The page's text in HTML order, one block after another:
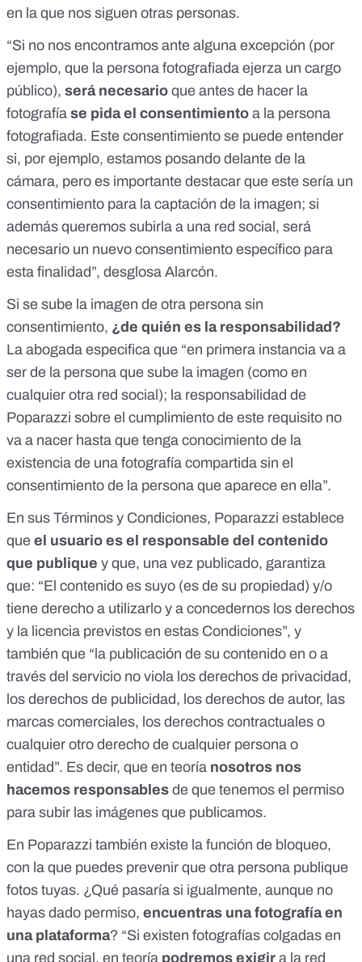
en la que nos siguen otras personas.
“Si no nos encontramos ante alguna excepción (por
ejemplo, que la persona fotografiada ejerza un cargo
público), será necesario que antes de hacer la
fotografía se pida el consentimiento a la persona
fotografiada. Este consentimiento se puede entender
si, por ejemplo, estamos posando delante de la
cámara, pero es importante destacar que este sería un
consentimiento para la captación de la imagen; si
además queremos subirla a una red social, será
necesario un nuevo consentimiento específico para
esta finalidad”, desglosa Alarcón.
Si se sube la imagen de otra persona sin
consentimiento, ¿de quién es la responsabilidad?
La abogada especifica que “en primera instancia va a
ser de la persona que sube la imagen (como en
cualquier otra red social); la responsabilidad de
Poparazzi sobre el cumplimiento de este requisito no
va a nacer hasta que tenga conocimiento de la
existencia de una fotografía compartida sin el
consentimiento de la persona que aparece en ella”.
En sus Términos y Condiciones, Poparazzi establece
que el usuario es el responsable del contenido
que publique y que, una vez publicado, garantiza
que: “El contenido es suyo (es de su propiedad) y/o
tiene derecho a utilizarlo y a concedernos los derechos
y la licencia previstos en estas Condiciones”, y
también que “la publicación de su contenido en o a
través del servicio no viola los derechos de privacidad,
los derechos de publicidad, los derechos de autor, las
marcas comerciales, los derechos contractuales o
cualquier otro derecho de cualquier persona o
entidad”. Es decir, que en teoría nosotros nos
hacemos responsables de que tenemos el permiso
para subir las imágenes que publicamos.
En Poparazzi también existe la función de bloqueo,
con la que puedes prevenir que otra persona publique
fotos tuyas. ¿Qué pasaría si igualmente, aunque no
hayas dado permiso, encuentras una fotografía en
una plataforma? “Si existen fotografías colgadas en
una red social, en teoría podremos exigir a la red